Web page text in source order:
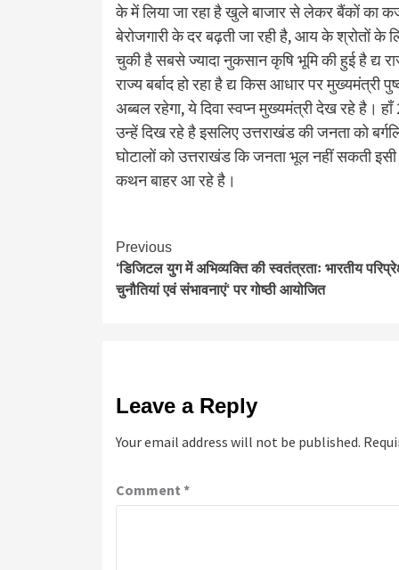
के में लिया जा रहा है खुले बाजार से लेकर बैंकों का
बेरोजगारी के दर बढ़ती जा रही है, आय के श्रोतों के
चुकी है सबसे ज्यादा नुकसान कृषि भूमि की हुई है द्य
राज्य बर्बाद हो रहा है द्य किस आधार पर
अब्बल रहेगा, ये दिवा स्वप्न मुख्यमंत्री देख रहे है।
उन्हें दिख रहे है इसलिए उत्तराखंड की जनता को
घोटालों को उत्तराखंड कि जनता भूल नहीं सकती
कथन बाहर आ रहे है।
Continue
Reading
Previous
‘डिजिटल युग में अभिव्यक्ति की स्वतंत्रताः भारतीय
चुनौतियां एवं संभावनाएं‘ पर गोष्ठी आयोजित
Leave a Reply
Your email address will not be published.
Comment *